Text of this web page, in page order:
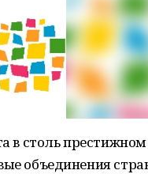
в столь престижном
объединения